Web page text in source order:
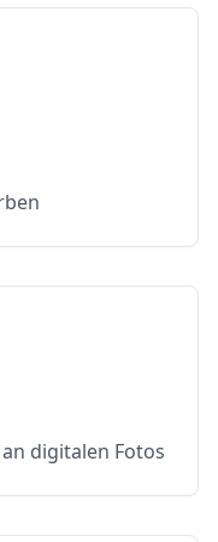
digitalen Fotos